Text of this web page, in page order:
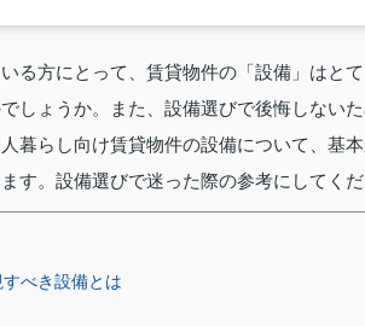
る方にとって、賃貸物件の「設備」はと
しょうか。また、設備選びで後悔しない
暮らし向け賃貸物件の設備について、基
す。設備選びで迷った際の参考にしてくだ
べき設備とは